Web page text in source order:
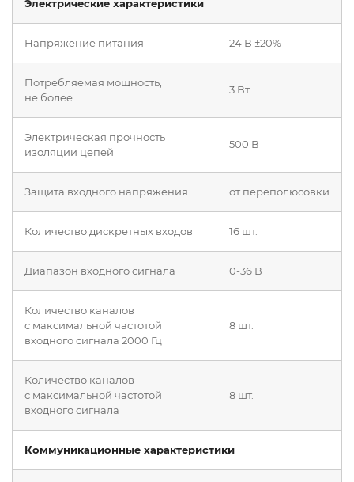
Электрические характеристики
Напряжение питания 24 В ±20%
Потребляемая мощность,
не более
3 Вт
Электрическая прочность
изоляции цепей
500 В
Защита входного напряжения от переполюсовки
Количество дискретных входов 16 шт.
Диапазон входного сигнала 0-36 В
Количество каналов
с максимальной частотой
входного сигнала 2000 Гц
8 шт.
Количество каналов
с максимальной частотой
входного сигнала
8 шт.
Коммуникационные характеристики